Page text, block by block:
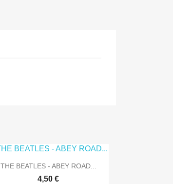
 Vorschau
THE BEATLES - ABEY ROAD...
4,50 €